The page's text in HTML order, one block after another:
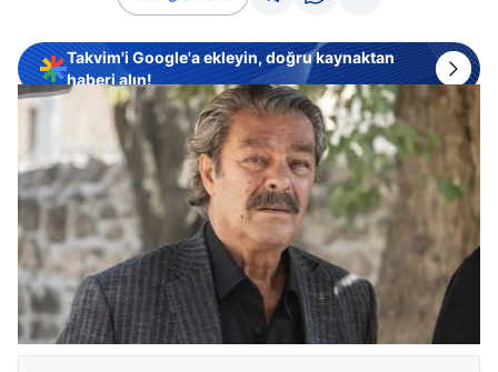
Takvim'i Google'a ekleyin, doğru kaynaktan
haberi alın!